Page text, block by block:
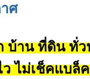
ศ
บ้าน ที่ดิน ทั่ว
ว ไม่เช็คแบล็